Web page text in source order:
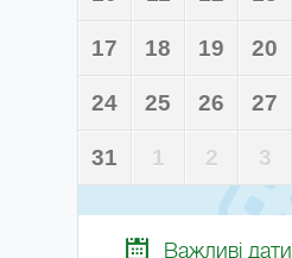
17 18 19 20
24 25 26 27
31 1 2 3
Важливі дати